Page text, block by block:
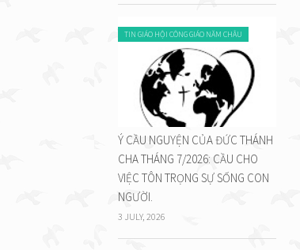
TIN GIÁO HỘI CÔNG GIÁO NĂM CHÂU
Ý CẦU NGUYỆN CỦA ĐỨC THÁNH
CHA THÁNG 7/2026: CẦU CHO
VIỆC TÔN TRỌNG SỰ SỐNG CON
NGƯỜI.
3 JULY, 2026